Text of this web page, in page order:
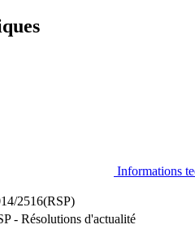
Informations
2516(RSP)
- Résolutions d'actualité